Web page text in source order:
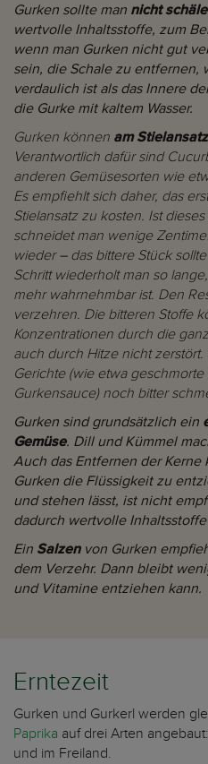
Gurken sollte man nicht
wertvolle Inhaltsstoffe, zum
wenn man Gurken nicht gut
sein, die Schale zu entfernen,
verdaulich ist als das Innere
die Gurke mit kaltem Wasser.
Gurken können am Stielansatz
Verantwortlich dafür sind
anderen Gemüsesorten wie
Es empfiehlt sich daher, das
Stielansatz zu kosten. Ist
schneidet man wenige
wieder– das bittere Stück
Schritt wiederholt man so
mehr wahrnehmbar ist. Den
verzehren. Die bitteren Stoffe
Konzentrationen durch die
auch durch Hitze nicht
Gerichte (wie etwa
Gurkensauce) noch bitter
Gurken sind grundsätzlich ein
Gemüse. Dill und Kümmel
Auch das Entfernen der
Gurken die Flüssigkeit zu
und stehen lässt, ist nicht
dadurch wertvolle
Ein Salzenvon Gurken
dem Verzehr. Dann bleibt
und Vitamine entziehen kann.
Erntezeit
Gurken und Gurkerl werden
Paprika auf drei Arten
und im Freiland.